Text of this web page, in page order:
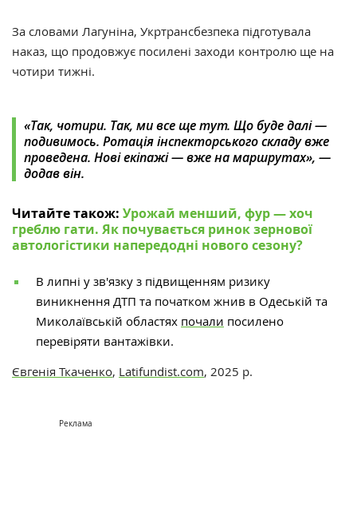
За словами Лагуніна, Укртрансбезпека підготувала
наказ, що продовжує посилені заходи контролю ще на
чотири тижні.
«Так, чотири. Так, ми все ще тут. Що буде далі —
подивимось. Ротація інспекторського складу вже
проведена. Нові екіпажі — вже на маршрутах», —
додав він.
Читайте також: Урожай менший, фур — хоч
греблю гати. Як почувається ринок зернової
автологістики напередодні нового сезону?
В липні у зв'язку з підвищенням ризику
виникнення ДТП та початком жнив в Одеській та
Миколаївській областях почали посилено
перевіряти вантажівки.
Євгенія Ткаченко, Latifundist.com, 2025 р.
Реклама